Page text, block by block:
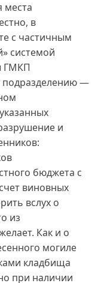
места
в
с частичным
системой
ГМКП
подразделению —
и
бюджета с
виновных
вслух о
из
Как и о
могиле
кладбища
при наличии